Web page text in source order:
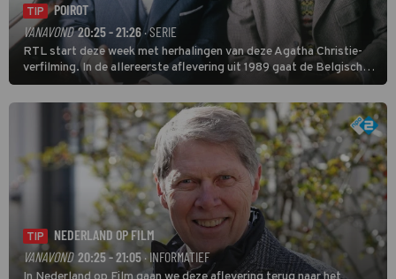
TIP
POIROT
VANAVOND 20:25 - 21:26 · SERIE
RTL start deze week met herhalingen van deze Agatha Christie-
verfilming. In de allereerste aflevering uit 1989 gaat de Belgische
speurder op zoek naar een vermiste kok. Poirot raakt al snel
verwikkeld in een moordzaak. (HH)
TIP
NEDERLAND OP FILM
VANAVOND 20:25 - 21:05· INFORMATIEF